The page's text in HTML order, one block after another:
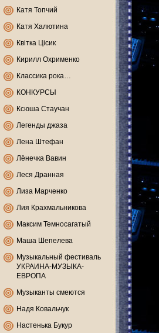
Катя Топчий
Катя Халютина
Квітка Цісик
Кирилл Охрименко
Классика рока…
КОНКУРСЫ
Ксюша Стаучан
Легенды джаза
Лена Штефан
Лёнечка Вавин
Леся Дранная
Лиза Марченко
Лия Крахмальникова
Максим Темносагатый
Маша Шепелева
Музыкальный фестиваль
УКРАИНА-МУЗЫКА-
ЕВРОПА
Музыканты смеются
Надя Ковальчук
Настенька Букур